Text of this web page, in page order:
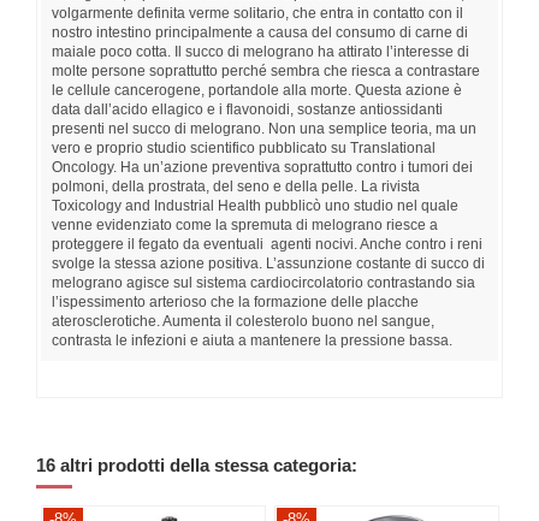
volgarmente definita verme solitario, che entra in contatto con il
nostro intestino principalmente a causa del consumo di carne di
maiale poco cotta. Il succo di melograno ha attirato l’interesse di
molte persone soprattutto perché sembra che riesca a contrastare
le cellule cancerogene, portandole alla morte. Questa azione è
data dall’acido ellagico e i flavonoidi, sostanze antiossidanti
presenti nel succo di melograno. Non una semplice teoria, ma un
vero e proprio studio scientifico pubblicato su Translational
Oncology. Ha un’azione preventiva soprattutto contro i tumori dei
polmoni, della prostrata, del seno e della pelle. La rivista
Toxicology and Industrial Health pubblicò uno studio nel quale
venne evidenziato come la spremuta di melograno riesce a
proteggere il fegato da eventuali agenti nocivi. Anche contro i reni
svolge la stessa azione positiva. L’assunzione costante di succo di
melograno agisce sul sistema cardiocircolatorio contrastando sia
l’ispessimento arterioso che la formazione delle placche
aterosclerotiche. Aumenta il colesterolo buono nel sangue,
contrasta le infezioni e aiuta a mantenere la pressione bassa.
16 altri prodotti della stessa categoria: